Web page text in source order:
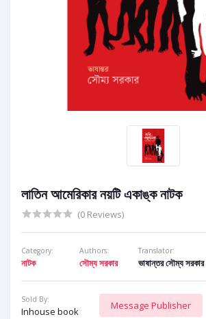
লাতিন আমেরিকার নয়টি একাঙ্ক নাটক
(0 Reviews)
Category:
নাটক
Authors:
সৌম্য সরকার
Translator:
ভাষান্তর সৌম্য সরকার
Sold By:
Inhouse book
Message Publisher